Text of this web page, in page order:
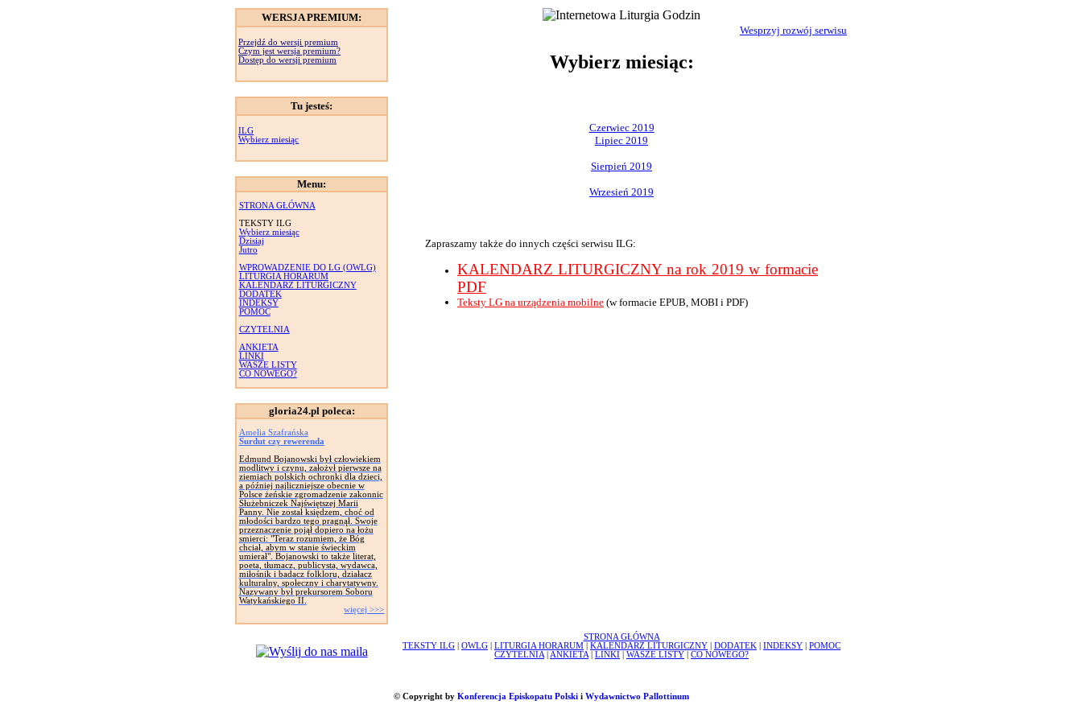
WERSJA PREMIUM:
Przejdź do wersji premium
Czym jest wersja premium?
Dostęp do wersji premium
Tu jesteś:
ILG
Wybierz miesiąc
Menu:
STRONA GŁÓWNA
TEKSTY ILG
Wybierz miesiąc
Dzisiaj
Jutro
WPROWADZENIE DO LG (OWLG)
LITURGIA HORARUM
KALENDARZ LITURGICZNY
DODATEK
INDEKSY
POMOC
CZYTELNIA
ANKIETA
LINKI
WASZE LISTY
CO NOWEGO?
gloria24.pl poleca:
Amelia Szafrańska
Surdut czy rewerenda
Edmund Bojanowski był człowiekiem
modlitwy i czynu, założył pierwsze na
ziemiach polskich ochronki dla dzieci,
a później najliczniejsze obecnie w
Polsce żeńskie zgromadzenie zakonnic
Służebniczek Najświętszej Marii
Panny. Nie został księdzem, choć od
młodości bardzo tego pragnął. Swoje
przeznaczenie pojął dopiero na łożu
smierci: "Teraz rozumiem, że Bóg
chciał, abym w stanie świeckim
umierał". Bojanowski to także literat,
poeta, tłumacz, publicysta, wydawca,
miłośnik i badacz folkloru, działacz
kulturalny, społeczny i charytatywny.
Nazywany był prekursorem Soboru
Watykańskiego II.
więcej >>>
Wesprzyj rozwój serwisu
Wybierz miesiąc:
Czerwiec 2019
Lipiec 2019
Sierpień 2019
Wrzesień 2019
Zapraszamy także do innych części serwisu ILG:
KALENDARZ LITURGICZNY na rok 2019 w formacie
PDF
Teksty LG na urządzenia mobilne (w formacie EPUB, MOBI i PDF)
STRONA GŁÓWNA
TEKSTY ILG
OWLG LITURGIA HORARUM KALENDARZ LITURGICZNY DODATEK INDEKSY
POMOC
CZYTELNIA
ANKIETA LINKI WASZE LISTY CO NOWEGO?
© Copyright by Konferencja Episkopatu Polskii Wydawnictwo Pallottinum